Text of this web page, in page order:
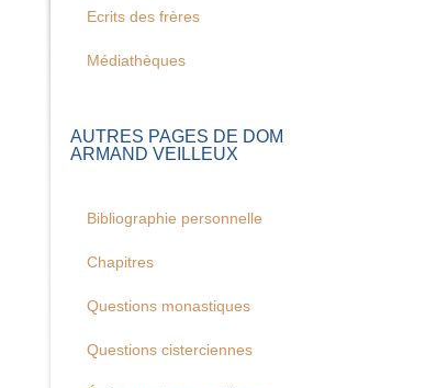
Ecrits des frères
Médiathèques
AUTRES PAGES DE DOM
ARMAND VEILLEUX
Bibliographie personnelle
Chapitres
Questions monastiques
Questions cisterciennes